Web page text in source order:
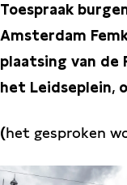
Toespraak
Amsterdam
plaatsing van de
het Leidseplein,
(het gesproken